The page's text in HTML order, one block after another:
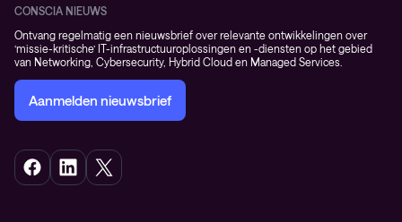
CONSCIA NIEUWS
Ontvang regelmatig een nieuwsbrief over relevante ontwikkelingen over
‘missie-kritische’ IT-infrastructuuroplossingen en -diensten op het gebied
van Networking, Cybersecurity, Hybrid Cloud en Managed Services.
Aanmelden nieuwsbrief